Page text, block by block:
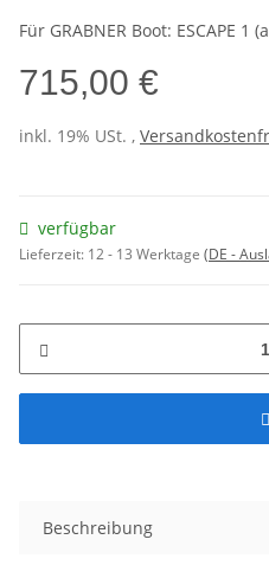
Für GRABNER Boot: ESCAPE 1
715,00 €
inkl. 19% USt. ,
verfügbar
Lieferzeit: 12 - 13 Werktage (DE -
Beschreibung